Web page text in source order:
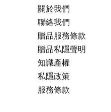
關於我們
聯絡我們
贈品服務條款
贈品私隱聲明
知識產權
私隱政策
服務條款